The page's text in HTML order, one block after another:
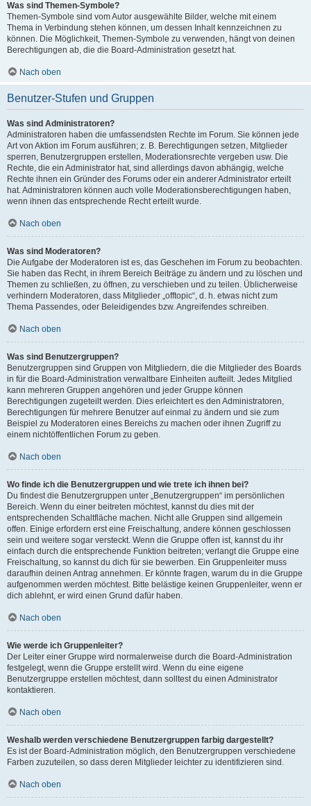
Was sind Themen-Symbole?
Themen-Symbole sind vom Autor ausgewählte Bilder, welche mit einem
Thema in Verbindung stehen können, um dessen Inhalt kennzeichnen zu
können. Die Möglichkeit, Themen-Symbole zu verwenden, hängt von deinen
Berechtigungen ab, die die Board-Administration gesetzt hat.
Nach oben
Benutzer-Stufen und Gruppen
Was sind Administratoren?
Administratoren haben die umfassendsten Rechte im Forum. Sie können jede
Art von Aktion im Forum ausführen; z. B. Berechtigungen setzen, Mitglieder
sperren, Benutzergruppen erstellen, Moderationsrechte vergeben usw. Die
Rechte, die ein Administrator hat, sind allerdings davon abhängig, welche
Rechte ihnen ein Gründer des Forums oder ein anderer Administrator erteilt
hat. Administratoren können auch volle Moderationsberechtigungen haben,
wenn ihnen das entsprechende Recht erteilt wurde.
Nach oben
Was sind Moderatoren?
Die Aufgabe der Moderatoren ist es, das Geschehen im Forum zu beobachten.
Sie haben das Recht, in ihrem Bereich Beiträge zu ändern und zu löschen und
Themen zu schließen, zu öffnen, zu verschieben und zu teilen. Üblicherweise
verhindern Moderatoren, dass Mitglieder „offtopic“, d. h. etwas nicht zum
Thema Passendes, oder Beleidigendes bzw. Angreifendes schreiben.
Nach oben
Was sind Benutzergruppen?
Benutzergruppen sind Gruppen von Mitgliedern, die die Mitglieder des Boards
in für die Board-Administration verwaltbare Einheiten aufteilt. Jedes Mitglied
kann mehreren Gruppen angehören und jeder Gruppe können
Berechtigungen zugeteilt werden. Dies erleichtert es den Administratoren,
Berechtigungen für mehrere Benutzer auf einmal zu ändern und sie zum
Beispiel zu Moderatoren eines Bereichs zu machen oder ihnen Zugriff zu
einem nichtöffentlichen Forum zu geben.
Nach oben
Wo finde ich die Benutzergruppen und wie trete ich ihnen bei?
Du findest die Benutzergruppen unter „Benutzergruppen“ im persönlichen
Bereich. Wenn du einer beitreten möchtest, kannst du dies mit der
entsprechenden Schaltfläche machen. Nicht alle Gruppen sind allgemein
offen. Einige erfordern erst eine Freischaltung, andere können geschlossen
sein und weitere sogar versteckt. Wenn die Gruppe offen ist, kannst du ihr
einfach durch die entsprechende Funktion beitreten; verlangt die Gruppe eine
Freischaltung, so kannst du dich für sie bewerben. Ein Gruppenleiter muss
daraufhin deinen Antrag annehmen. Er könnte fragen, warum du in die Gruppe
aufgenommen werden möchtest. Bitte belästige keinen Gruppenleiter, wenn er
dich ablehnt, er wird einen Grund dafür haben.
Nach oben
Wie werde ich Gruppenleiter?
Der Leiter einer Gruppe wird normalerweise durch die Board-Administration
festgelegt, wenn die Gruppe erstellt wird. Wenn du eine eigene
Benutzergruppe erstellen möchtest, dann solltest du einen Administrator
kontaktieren.
Nach oben
Weshalb werden verschiedene Benutzergruppen farbig dargestellt?
Es ist der Board-Administration möglich, den Benutzergruppen verschiedene
Farben zuzuteilen, so dass deren Mitglieder leichter zu identifizieren sind.
Nach oben